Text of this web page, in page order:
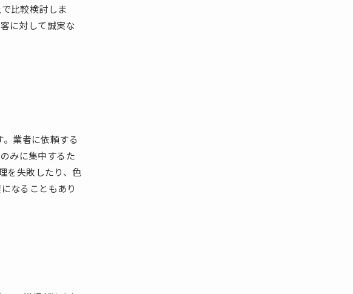
比較検討しま
に対して誠実な
業者に依頼する
みに集中するた
を失敗したり、色
なることもあり